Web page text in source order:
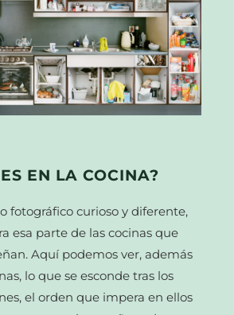
EN LA COCINA?
fotográfico curioso y diferente,
esa parte de las cocinas que
Aquí podemos ver, además
lo que se esconde tras los
el orden que impera en ellos